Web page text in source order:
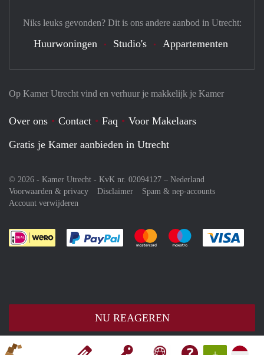
NU REAGEREN
Op Kamer Utrecht vind en verhuur je makkelijk je Kamer
Over ons Contact Faq
Voor Makelaars
Gratis je Kamer aanbieden in Utrecht
© 2026 - Kamer Utrecht - KvK nr. 02094127 – Nederland
Voorwaarden & privacy
Disclaimer
Spam & nep-accounts
Account verwijderen
Je rekent gemakkelijk af met Paypal
Je rekent gemakkelijk af met
Je rekent
Niks leuks gevonden? Dit is ons andere aanbod in Utrecht:
Huurwoningen Studio's Appartementen